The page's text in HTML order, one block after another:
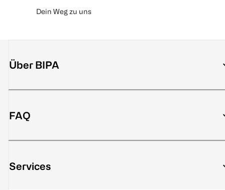
Dein Weg zu uns
Über BIPA
FAQ
Services